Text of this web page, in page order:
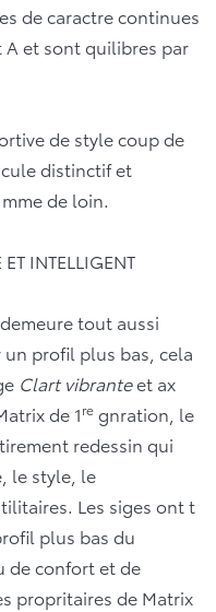
de caractre continues
et sont quilibres par
de style coup de
distinctif et
de loin.
INTELLIGENT
tout aussi
un profil plus bas, cela
Clart vibranteet ax
de 1re gnration, le
redessin qui
le style, le
Les siges ont t
plus bas du
de confort et de
propritaires de Matrix